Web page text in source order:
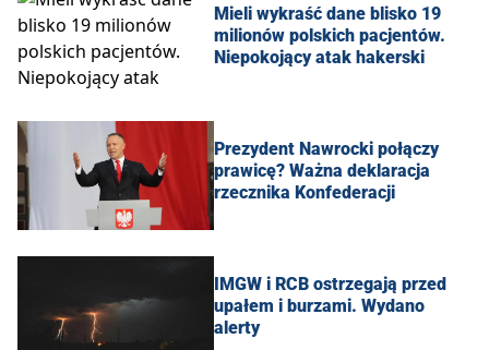
Mieli wykraść dane blisko 19
milionów polskich pacjentów.
Niepokojący atak hakerski
Prezydent Nawrocki połączy
prawicę? Ważna deklaracja
rzecznika Konfederacji
IMGW i RCB ostrzegają przed
upałem i burzami. Wydano
alerty